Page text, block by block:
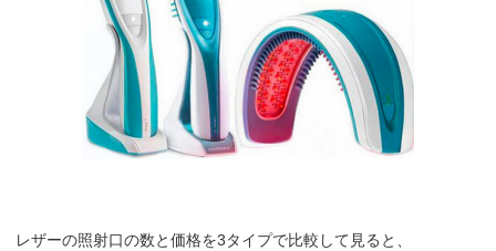
レザーの照射口の数と価格を3タイプで比較して見ると、